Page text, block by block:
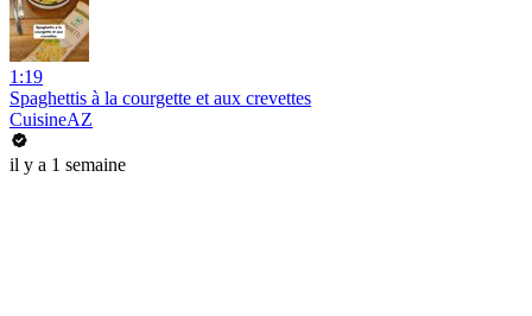
1:19
Spaghettis à la courgette et aux crevettes
CuisineAZ
il y a 1 semaine